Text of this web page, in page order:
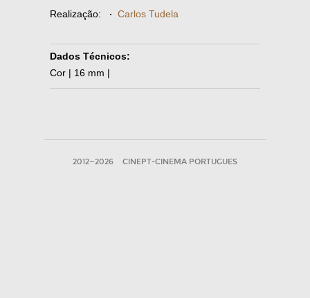
Realização: · Carlos Tudela
Dados Técnicos:
Cor | 16 mm |
2012—2026 CINEPT-CINEMA PORTUGUES